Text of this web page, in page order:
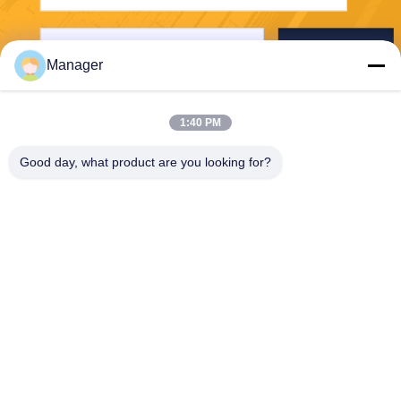
Manager
1:40 PM
Good day, what product are you looking for?